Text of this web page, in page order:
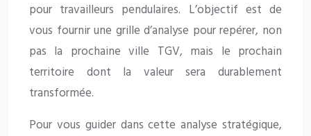
pour travailleurs pendulaires. L’objectif est de
vous fournir une grille d’analyse pour repérer, non
pas la prochaine ville TGV, mais le prochain
territoire dont la valeur sera durablement
transformée.
Pour vous guider dans cette analyse stratégique,